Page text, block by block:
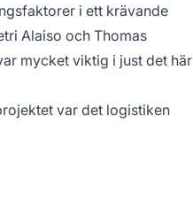
i ett krävande
Alaiso och Thomas
mycket viktig i just det här
var det logistiken